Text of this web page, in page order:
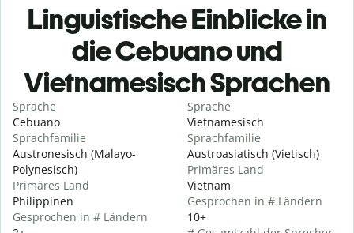
Linguistische Einblicke in
die Cebuano und
Vietnamesisch Sprachen
Sprache
Cebuano
Sprachfamilie
Austronesisch (Malayo-
Polynesisch)
Primäres Land
Philippinen
Gesprochen in # Ländern
Sprache
Vietnamesisch
Sprachfamilie
Austroasiatisch (Vietisch)
Primäres Land
Vietnam
Gesprochen in # Ländern
10+